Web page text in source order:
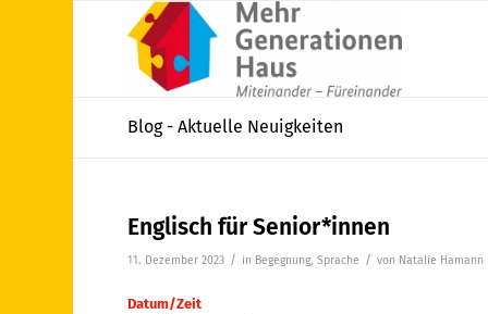
Blog - Aktuelle Neuigkeiten
Englisch für Senior*innen
11. Dezember 2023 / in Begegnung,Sprache / von Natalie Hamann
Datum/Zeit